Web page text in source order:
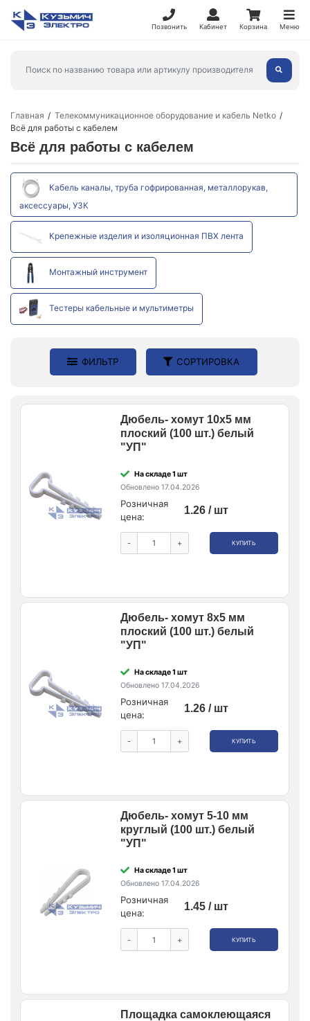
Позвонить Кабинет Корзина Меню
Главная
Телекоммуникационное оборудование и кабель Netko
Всё для работы с кабелем
Всё для работы с кабелем
Кабель каналы, труба гофрированная, металлорукав,
аксессуары, УЗК
Крепежные изделия и изоляционная ПВХ лента
Монтажный инструмент
Тестеры кабельные и мультиметры
ФИЛЬТР СОРТИРОВКА
Дюбель- хомут 10х5 мм
плоский (100 шт.) белый
"УП"
На складе 1 шт
Обновлено 17.04.2026
Розничная
цена:
1.26 / шт
- + КУПИТЬ
Дюбель- хомут 8х5 мм
плоский (100 шт.) белый
"УП"
На складе 1 шт
Обновлено 17.04.2026
Розничная
цена:
1.26 / шт
- + КУПИТЬ
Дюбель- хомут 5-10 мм
круглый (100 шт.) белый
"УП"
На складе 1 шт
Обновлено 17.04.2026
Розничная
цена:
1.45 / шт
- + КУПИТЬ
Площадка самоклеющаяся